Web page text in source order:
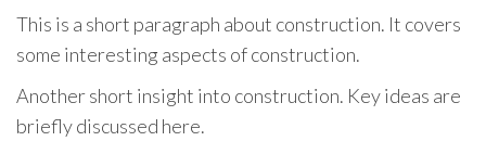
This is a short paragraph about construction. It covers
some interesting aspects of construction.
Another short insight into construction. Key ideas are
briefly discussed here.